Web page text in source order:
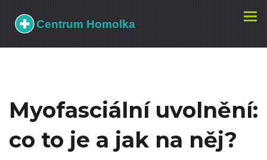
Myofasciální uvolnění:
co to je a jak na něj?